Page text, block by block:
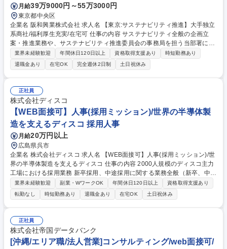
月給39万9000円～55万3000円
東京都中央区
企業名 阪和興業株式会社 求人名 【東京:サステナビリティ推進】大手独立
系商社/福利厚生充実/在宅可 仕事の内容 サステナビリティ全般の企画立
案・推進業務や、サステナビリティ推進委員会の事務局を担う当部署に
て、ご経験に応じて、以下の業務をお任せします。 【具体的には】■マテ
リアリティに関する業務（KPIの設定及び管理など） ■ESG評価対応に関
する業務（FTSE、MSCI、CDPなど） ■統合報告書作成に関する業務（構
成立案、コンテンツ制作、校正・英訳対応など） ■脱炭素に関する業務
（Scope1/2/3の算定、移行計画の策定、削減活動の推進、TCFD対応な
ど） ■人権尊重に関する業務（人権DDの体制構築・推進など）など 募集
職種 【東京:サステナビリティ推進】大手独立系商社/福利厚生充実/在宅可
業界未経験歓迎 年間休日120日以上 資格取得支援あり
時短勤務あり
退職金あり
在宅OK 完全週休2日制 土日祝休み
正社員
株式会社ディスコ
【WEB面接可】人事(採用ミッション)/世界の半導体製
造を支えるディスコ 採用人事
月給20万円以上
広島県呉市
企業名 株式会社ディスコ 求人名 【WEB面接可】人事(採用ミッション)/世
界の半導体製造を支えるディスコ 仕事の内容 2000人規模のディスコ主力
工場における採用業務 新卒採用、中途採用に関する業務全般（新卒、中途
各50名前後の採用を状3名で担当） ※理系や技術者採用が中心のため、も
のづくりや技術への興味は必須 募集職種 【WEB面接可】人事(採用ミッシ
ョン)/世界の半導体製造を支えるディスコ
業界未経験歓迎 副業・WワークOK 年間休日120日以上
資格取得支援あり
転勤なし
時短勤務あり 退職金あり 在宅OK 土日祝休み
正社員
株式会社帝国データバンク
[沖縄/エリア職/法人営業]コンサルティング/web面接可/